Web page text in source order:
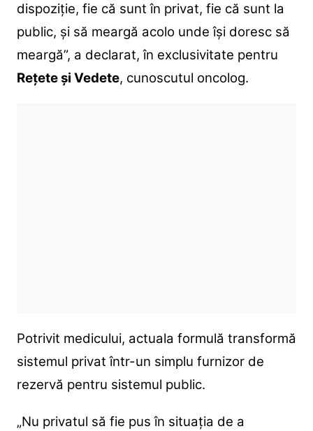
dispoziție, fie că sunt în privat, fie că sunt la
public, și să meargă acolo unde își doresc să
meargă”, a declarat, în exclusivitate pentru
Rețete și Vedete, cunoscutul oncolog.
Potrivit medicului, actuala formulă transformă
sistemul privat într-un simplu furnizor de
rezervă pentru sistemul public.
„Nu privatul să fie pus în situația de a